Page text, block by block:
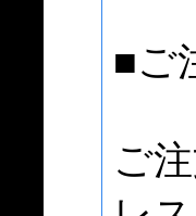
■ご
ご